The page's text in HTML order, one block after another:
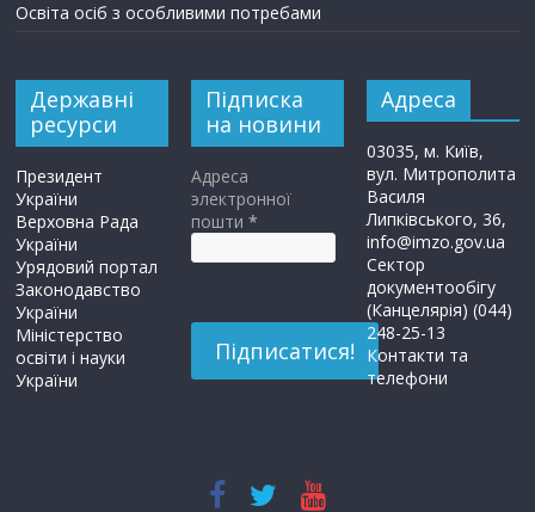
Освіта осіб з особливими потребами
Державні
ресурси
Президент
України
Верховна Рада
України
Урядовий портал
Законодавство
України
Міністерство
освіти і науки
України
Підписка
на новини
Адреса
электронної
пошти*
Адреса
03035, м. Київ,
вул. Митрополита
Василя
Липківського, 36,
info@imzo.gov.ua
Сектор
документообігу
(Канцелярія) (044)
248-25-13
Контакти та
телефони